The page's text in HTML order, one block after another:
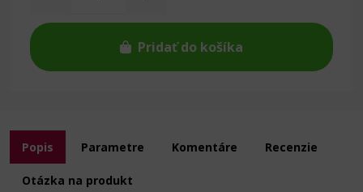
Pridať do košíka
Popis Parametre Komentáre Recenzie
Otázka na produkt